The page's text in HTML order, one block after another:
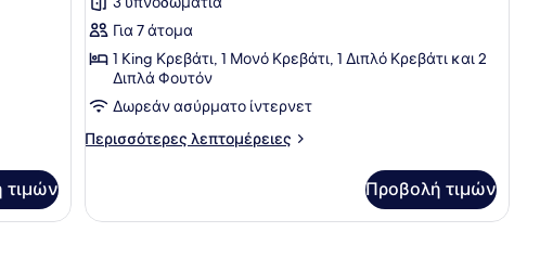
τιμών
Presidential
Σουίτα,
Θέα
στη
Θάλασσα
Για 7 άτομα
1 King Κρεβάτι, 1 Μονό Κρεβάτι, 1 Διπλό Κρεβάτι και 2
Διπλά Φουτόν
Δωρεάν ασύρματο ίντερνετ
Περισσότερες λεπτομέρειες
Περισσότερες
Σουίτα,
Προβολή τιμών